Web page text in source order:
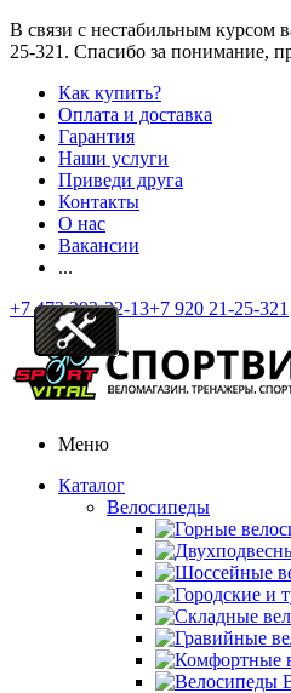
В связи с нестабильным курсом
25-321 . Спасибо за понимание,
Как купить?
Оплата и доставка
Гарантия
Наши услуги
Приведи друга
Контакты
О нас
Вакансии
...
+7 473 292-32-13+7 920 21-25-321
Меню
Каталог
Велосипеды